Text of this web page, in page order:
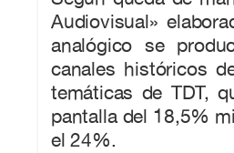
Audiovisual»
analógico se
canales históricos
temáticas de TDT,
pantalla del 18,5%
el 24%.